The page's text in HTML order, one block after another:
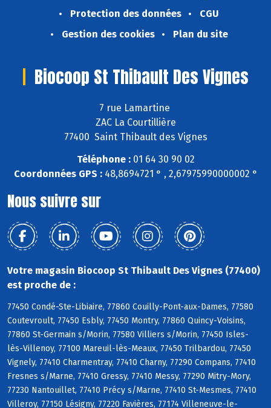
Protection des données
CGU
Gestion des cookies
Plan du site
Biocoop St Thibault Des Vignes
7 rue Lamartine
ZAC La Courtillière
77400 Saint Thibault des Vignes
Téléphone :01 64 30 90 02
Coordonnées GPS :48,8694721 ° , 2,67975990000002 °
Nous suivre sur
Votre magasin Biocoop St Thibault Des Vignes (77400)
est proche de :
77450 Condé-Ste-Libiaire, 77860 Couilly-Pont-aux-Dames, 77580
Coutevroult, 77450 Esbly, 77450 Montry, 77860 Quincy-Voisins,
77860 St-Germain s/Morin, 77580 Villiers s/Morin, 77450 Isles-
lès-Villenoy, 77100 Mareuil-lès-Meaux, 77450 Trilbardou, 77450
Vignely, 77410 Charmentray, 77410 Charny, 77290 Compans, 77410
Fresnes s/Marne, 77410 Gressy, 77410 Messy, 77290 Mitry-Mory,
77230 Nantouillet, 77410 Précy s/Marne, 77410 St-Mesmes, 77410
Villeroy, 77150 Lésigny, 77220 Favières, 77174 Villeneuve-le-